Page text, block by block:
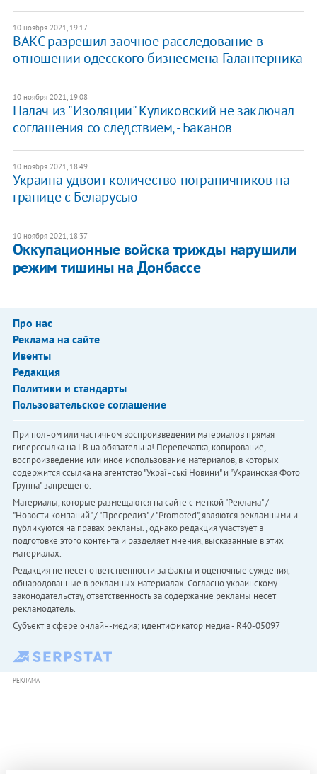
10 ноября 2021, 19:17
ВАКС разрешил заочное расследование в
отношении одесского бизнесмена Галантерника
10 ноября 2021, 19:08
Палач из "Изоляции" Куликовский не заключал
соглашения со следствием, - Баканов
10 ноября 2021, 18:49
Украина удвоит количество пограничников на
границе с Беларусью
10 ноября 2021, 18:37
Оккупационные войска трижды нарушили
режим тишины на Донбассе
Про нас
Реклама на сайте
Ивенты
Редакция
Политики и стандарты
Пользовательское соглашение
При полном или частичном воспроизведении материалов прямая
гиперссылка на LB.ua обязательна! Перепечатка, копирование,
воспроизведение или иное использование материалов, в которых
содержится ссылка на агентство "Українськi Новини" и "Украинская Фото
Группа" запрещено.
Материалы, которые размещаются на сайте с меткой "Реклама" /
"Новости компаний" / "Пресрелиз" / "Promoted", являются рекламными и
публикуются на правах рекламы. , однако редакция участвует в
подготовке этого контента и разделяет мнения, высказанные в этих
материалах.
Редакция не несет ответственности за факты и оценочные суждения,
обнародованные в рекламных материалах. Согласно украинскому
законодательству, ответственность за содержание рекламы несет
рекламодатель.
Субъект в сфере онлайн-медиа; идентификатор медиа - R40-05097
РЕКЛАМА